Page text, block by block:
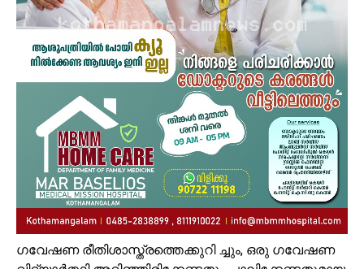
ഗവേഷണ രീതിശാസ്ത്രത്തെക്കുറി ച്ചും, ഒരു ഗവേഷണ